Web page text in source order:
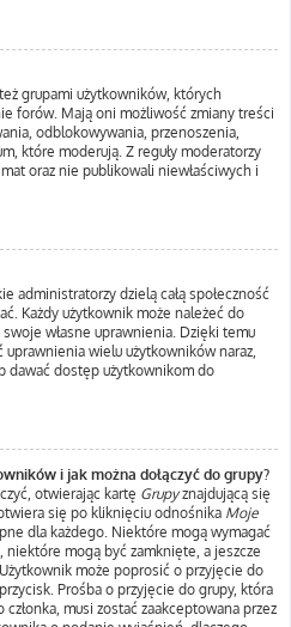
grupami użytkowników, których
forów. Mają oni możliwość zmiany treści
odblokowywania, przenoszenia,
które moderują. Z reguły moderatorzy
oraz nie publikowali niewłaściwych i
administratorzy dzielą całą społeczność
Każdy użytkownik może należeć do
własne uprawnienia. Dzięki temu
wielu użytkowników naraz,
dawać dostęp użytkownikom do
i jak można dołączyć do grupy?
otwierając kartę Grupyznajdującą się
się po kliknięciu odnośnika Moje
dla każdego. Niektóre mogą wymagać
niektóre mogą być zamknięte, a jeszcze
może poprosić o przyjęcie do
Prośba o przyjęcie do grupy, która
musi zostać zaakceptowana przez